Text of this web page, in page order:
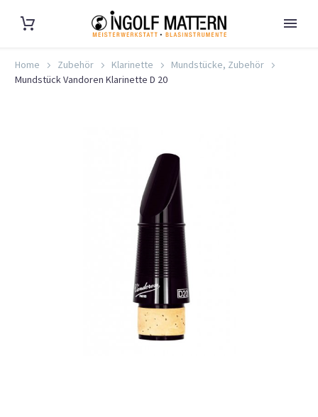
Home Zubehör Klarinette
Mundstücke, Zubehör
Mundstück Vandoren Klarinette D 20